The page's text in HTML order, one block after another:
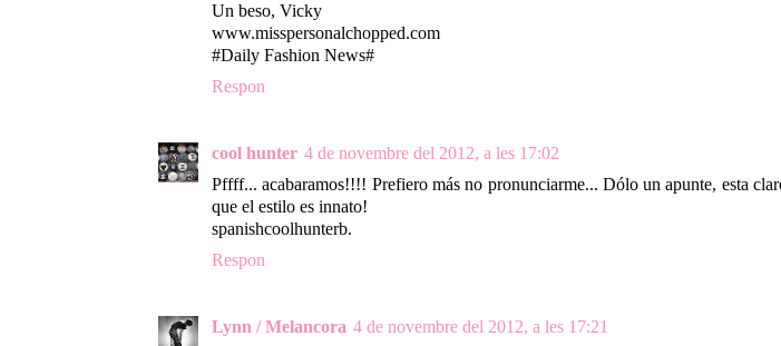
Un beso, Vicky
www.misspersonalchopped.com
#Daily Fashion News#
Respon
cool hunter 4 de novembre del 2012, a les 17:02
Pffff... acabaramos!!!! Prefiero más no pronunciarme... Dólo un apunte, esta
que el estilo es innato!
spanishcoolhunterb.
Respon
Lynn / Melancora 4 de novembre del 2012, a les 17:21